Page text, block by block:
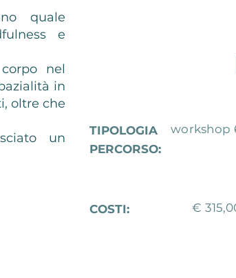
quale
e
nel
in
oltre che
un
TIPOLOGIA
PERCORSO:
workshop
COSTI:
€